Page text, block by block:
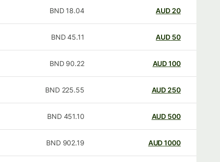
20
AUD
18.04
BND
50
AUD
45.11
BND
100
AUD
90.22
BND
250
AUD
225.55
BND
500
AUD
451.10
BND
1000
AUD
902.19
BND